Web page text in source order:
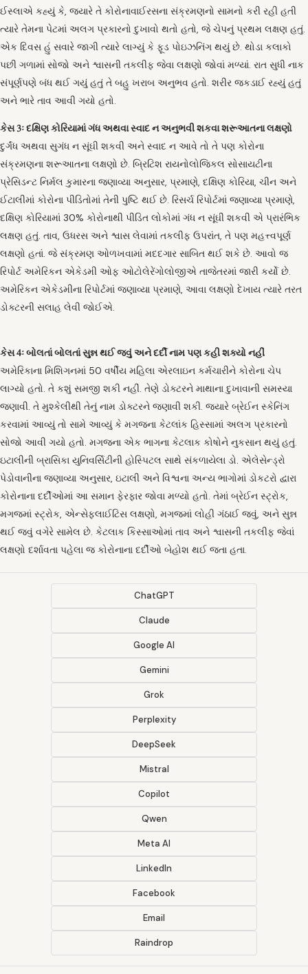
ઈસ્લાએ કહ્યું કે, જ્યારે તે કોરોનાવાઈરસના સંક્રમણનો સામનો કરી રહી હતી
ત્યારે તેમના પેટમાં અલગ પ્રકારનો દુખાવો થતો હતો, જે ચેપનું પ્રથમ લક્ષણ હતું.
એક દિવસ હું સવારે જાગી ત્યારે લાગ્યું કે ફૂડ પોઇઝનિંગ થયું છે. થોડા કલાકો
પછી ગળામાં સોજો અને શ્વાસની તકલીફ જેવા લક્ષણો જોવાં મળ્યાં. રાત સુધી નાક
સંપૂર્ણપણે બંધ થઈ ગયું હતું તે બહુ ખરાબ અનુભવ હતો. શરીર જકડાઈ રહ્યું હતું
અને ભારે તાવ આવી ગયો હતો.
કેસ 3ઃ દક્ષિણ કોરિયામાં ગંધ અથવા સ્વાદ ન અનુભવી શકવા શરૂઆતના લક્ષણો
દુર્ગંધ અથવા સુગંધ ન સૂંઘી શકવી અને સ્વાદ ન આવે તો તે પણ કોરોના
સંક્રમણના શરૂઆતના લક્ષણો છે. બ્રિટિશ રાયનોલોજિકલ સોસાયટીના
પ્રેસિડન્ટ નિર્મલ કુમારના જણાવ્યા અનુસાર, પ્રમાણે, દક્ષિણ કોરિયા, ચીન અને
ઈટાલીમાં કોરોના પીડિતોમાં તેની પુષ્ટિ થઈ છે. રિસર્ચ રિપોર્ટમાં જણાવ્યા પ્રમાણે,
દક્ષિણ કોરિયામાં 30% કોરોનાથી પીડિત લોકોમાં ગંધ ન સૂંઘી શકવી એ પ્રારંભિક
લક્ષણ હતું. તાવ, ઉધરસ અને શ્વાસ લેવામાં તકલીફ ઉપરાંત, તે પણ મહત્ત્વપૂર્ણ
લક્ષણો હતાં. જે સંક્રમણ ઓળખવામાં મદદગાર સાબિત થઈ શકે છે. આવો જ
રિપોર્ટ અમેરિકન એકેડમી ઓફ ઓટોલેરેંગોલોજીએ તાજેતરમાં જારી કર્યો છે.
અમેરિકન એકેડમીના રિપોર્ટમાં જણાવ્યા પ્રમાણે, આવા લક્ષણો દેખાય ત્યારે તરત
ડોક્ટરની સલાહ લેવી જોઈએ.
કેસ 4ઃ બોલતાં બોલતાં સુન્ન થઈ જવું અને દર્દી નામ પણ કહી શક્યો નહીં
અમેરિકાના મિશિગનમાં 50 વર્ષીય મહિલા એરલાઇન કર્મચારીને કોરોના ચેપ
લાગ્યો હતો. તે કશું સમજી શકી નહીં. તેણે ડોક્ટરને માથાના દુખાવાની સમસ્યા
જણાવી. તે મુશ્કેલીથી તેનું નામ ડોક્ટરને જણાવી શકી. જ્યારે બ્રેઈન સ્કેનિંગ
કરવામાં આવ્યું તો સામે આવ્યું કે મગજના કેટલાંક હિસ્સામાં અલગ પ્રકારનો
સોજો આવી ગયો હતો. મગજના એક ભાગના કેટલાક કોષોને નુકસાન થયું હતું.
ઇટાલીની બ્રાસિકા યુનિવર્સિટીની હોસ્પિટલ સાથે સંકળાયેલા ડો. એલેસેન્ડ્રો
પેડોવાનીના જણાવ્યા અનુસાર, ઇટાલી અને વિશ્વના અન્ય ભાગોમાં ડોકટરો દ્વારા
કોરોનાના દર્દીઓમાં આ સમાન ફેરફાર જોવા મળ્યો હતો. તેમાં બ્રેઈન સ્ટ્રોક,
મગજમાં સ્ટ્રોક, એન્સેફલાઈટિસ લક્ષણો, મગજમાં લોહી ગંઠાઈ જવું, અને સુન્ન
થઈ જવું વગેરે સામેલ છે. કેટલાક કિસ્સાઓમાં તાવ અને શ્વાસની તકલીફ જેવાં
લક્ષણો દર્શાવતા પહેલા જ કોરોનાના દર્દીઓ બેહોશ થઈ જતા હતા.
ChatGPT
Claude
Google AI
Gemini
Grok
Perplexity
DeepSeek
Mistral
Copilot
Qwen
Meta AI
LinkedIn
Facebook
Email
Raindrop